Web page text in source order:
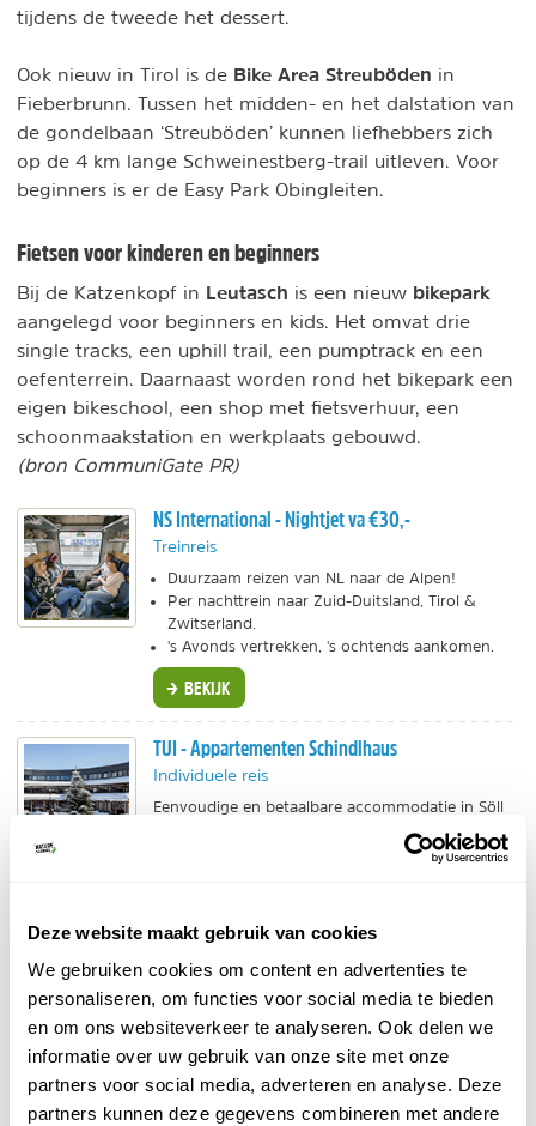
Deze website maakt gebruik van cookies
We gebruiken cookies om content en advertenties te
personaliseren, om functies voor social media te bieden
en om ons websiteverkeer te analyseren. Ook delen we
informatie over uw gebruik van onze site met onze
partners voor social media, adverteren en analyse. Deze
partners kunnen deze gegevens combineren met andere
tijdens de tweede het dessert.
Ook nieuw in Tirol is de Bike Area Streuböden in
Fieberbrunn. Tussen het midden- en het dalstation van
de gondelbaan ‘Streuböden’ kunnen liefhebbers zich
op de 4 km lange Schweinestberg-trail uitleven. Voor
beginners is er de Easy Park Obingleiten.
Fietsen voor kinderen en beginners
Bij de Katzenkopf in Leutasch is een nieuw bikepark
aangelegd voor beginners en kids. Het omvat drie
single tracks, een uphill trail, een pumptrack en een
oefenterrein. Daarnaast worden rond het bikepark een
eigen bikeschool, een shop met fietsverhuur, een
schoonmaakstation en werkplaats gebouwd.
(bron CommuniGate PR)
NS International - Nightjet va €30,-
Treinreis
Duurzaam reizen van NL naar de Alpen!
Per nachttrein naar Zuid-Duitsland, Tirol &
Zwitserland.
's Avonds vertrekken, 's ochtends aankomen.
BEKIJK
TUI - Appartementen Schindlhaus
Individuele reis
Eenvoudige en betaalbare accommodatie in Söll
in Wilder Kaiser (Tirol). Zowel in winter als zomer
een fijne bestemming in de bergen.
Fietsen in de Kitzbüheler Alpen
In deKitzbuheler Alpenheeft men het concept vane-
bikesof electric bicycles geïntroduceerd, het is zelfs
het bekendste e-bike gebied ter wereld. Dit zijn
oplaadbare fietsen, die in tal van locaties (ook